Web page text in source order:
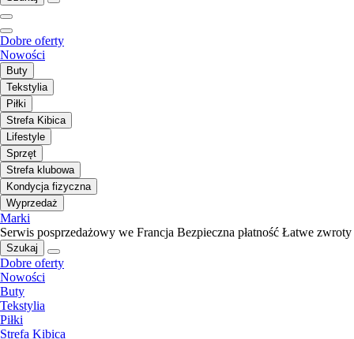
Dobre oferty
Nowości
Buty
Tekstylia
Piłki
Strefa Kibica
Lifestyle
Sprzęt
Strefa klubowa
Kondycja fizyczna
Wyprzedaż
Marki
Serwis posprzedażowy we Francja Bezpieczna płatność Łatwe zwroty
Szukaj
Dobre oferty
Nowości
Buty
Tekstylia
Piłki
Strefa Kibica